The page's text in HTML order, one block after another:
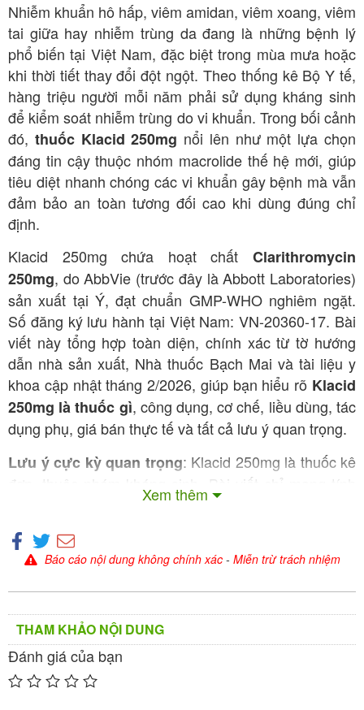
Nhiễm khuẩn hô hấp, viêm amidan, viêm xoang, viêm
tai giữa hay nhiễm trùng da đang là những bệnh lý
phổ biến tại Việt Nam, đặc biệt trong mùa mưa hoặc
khi thời tiết thay đổi đột ngột. Theo thống kê Bộ Y tế,
hàng triệu người mỗi năm phải sử dụng kháng sinh
để kiểm soát nhiễm trùng do vi khuẩn. Trong bối cảnh
đó, thuốc Klacid 250mg nổi lên như một lựa chọn
đáng tin cậy thuộc nhóm macrolide thế hệ mới, giúp
tiêu diệt nhanh chóng các vi khuẩn gây bệnh mà vẫn
đảm bảo an toàn tương đối cao khi dùng đúng chỉ
định.
Klacid 250mg chứa hoạt chất Clarithromycin
250mg, do AbbVie (trước đây là Abbott Laboratories)
sản xuất tại Ý, đạt chuẩn GMP-WHO nghiêm ngặt.
Số đăng ký lưu hành tại Việt Nam: VN-20360-17. Bài
viết này tổng hợp toàn diện, chính xác từ tờ hướng
dẫn nhà sản xuất, Nhà thuốc Bạch Mai và tài liệu y
khoa cập nhật tháng 2/2026, giúp bạn hiểu rõ Klacid
250mg là thuốc gì, công dụng, cơ chế, liều dùng, tác
dụng phụ, giá bán thực tế và tất cả lưu ý quan trọng.
Xem thêm
Lưu ý cực kỳ quan trọng: Klacid 250mg là thuốc kê
đơn, thuộc nhóm kháng sinh. Bài viết chỉ mang tính
Bắt buộcphải có chỉ định của bác sĩ,
tránh kháng thuốc và biến chứng nghiêm trọng. Luôn
hoàn tất liệu trình và tái khám đúng hẹn.
Klacid 250mg?
Nhiễm khuẩn xảy ra khi vi khuẩn xâm nhập và gây
bệnh ở các cơ quan như đường hô hấp, da, tai mũi
Báo cáo nội dung không chính xác- Miễn trừ trách nhiệm
THAM KHẢO NỘI DUNG
Đánh giá của bạn